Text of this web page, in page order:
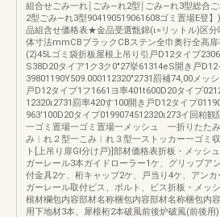
組合せごみ一れ￨ごみ―れ2型￨ごみ―れ3型総合
2型ごみ―れ3型904190519061608ゴミ置場E登
品組含せ価格表★金品受選甑錦(ι=リットル)区
体寸法mmCBブラックCBステン全巾奥行全高
(2)45Lゴミ袋折板屋根上吊り引戸D12タイブ
S38D20タイア1ク3ク0″27挙61314eS開き戸D12
39801190Y509.000112320″2731罰補74,00メッ
戸D12タイブ1フ1661ヨ率401t600D20タイプ
12320ι2731罰率420す100開き戸D12タイプ
963'100D20タイプ0199074512320ι273イ回粕観
一ゴミ置場一ゴミ置場一メッシュ 一折りたた
み︱れ２型一こみ︱れ３型一ストッカー一ゴミ
ト[上吊り扉GI分け戸)]部材価格表折板・メッシ
ガーレール3本ガイドローラー1ケ、グリップア
付金具2ケ、桁キャップ2ケ、戸当り4ケ、アンカ
ガーレール取付ビス、ボルト、ビス折板・メッ
根材欄包内容部材名称梱包内容部材名称梱包内
用下地材3本、犀根桁2本破風前後炉破風(前後用